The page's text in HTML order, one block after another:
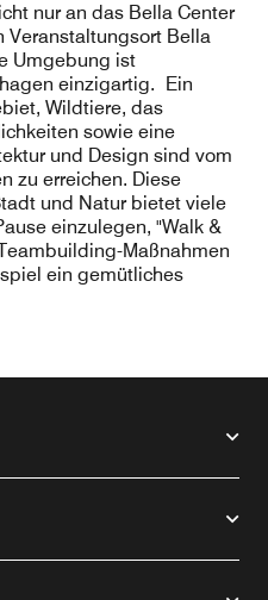
nur an das Bella Center
Veranstaltungsort Bella
Umgebung ist
einzigartig. Ein
Wildtiere, das
sowie eine
und Design sind vom
zu erreichen. Diese
und Natur bietet viele
einzulegen, "Walk &
Maßnahmen
ein gemütliches